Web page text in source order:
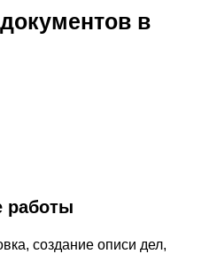
в
работы
создание описи дел,